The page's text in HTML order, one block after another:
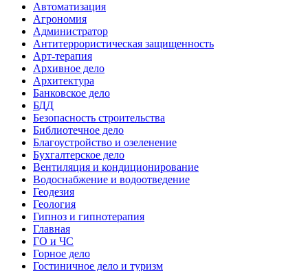
Автоматизация
Агрономия
Администратор
Антитеррористическая защищенность
Арт-терапия
Архивное дело
Архитектура
Банковское дело
БДД
Безопасность строительства
Библиотечное дело
Благоустройство и озеленение
Бухгалтерское дело
Вентиляция и кондиционирование
Водоснабжение и водоотведение
Геодезия
Геология
Гипноз и гипнотерапия
Главная
ГО и ЧС
Горное дело
Гостиничное дело и туризм